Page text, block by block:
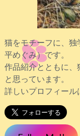
猫をモチーフに、
平めぐみ）です。
作品紹介とともに
と思っています。
詳しいプロフィール